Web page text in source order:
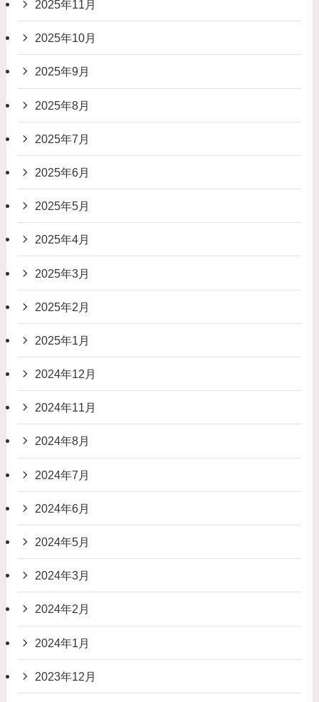
2025年11月
2025年10月
2025年9月
2025年8月
2025年7月
2025年6月
2025年5月
2025年4月
2025年3月
2025年2月
2025年1月
2024年12月
2024年11月
2024年8月
2024年7月
2024年6月
2024年5月
2024年3月
2024年2月
2024年1月
2023年12月